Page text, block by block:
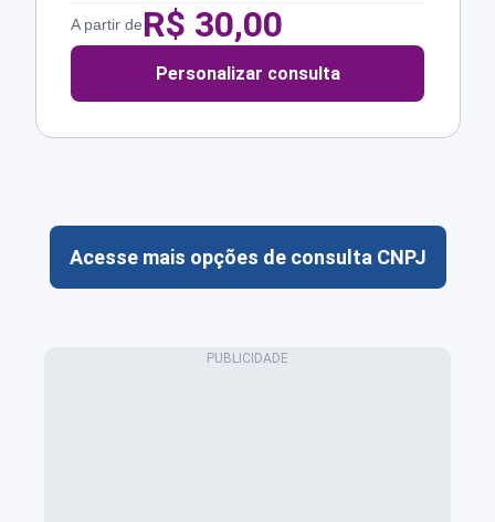
A partir deR$ 30,00
Personalizar consulta
Acesse mais opções de consulta CNPJ